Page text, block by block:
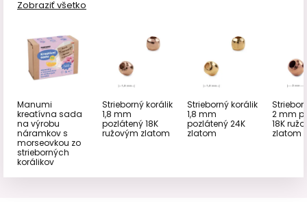
Zobraziť všetko
Manumi
kreatívna sada
na výrobu
náramkov s
morseovkou zo
strieborných
korálikov
Strieborný korálik
1,8 mm
pozlátený 18K
ružovým zlatom
Strieborný korálik
1,8 mm
pozlátený 24K
zlatom
2 mm
18K
zlatom